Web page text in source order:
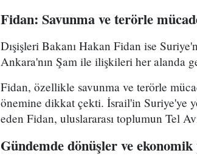
Fidan: Savunma ve terörle
Dışişleri Bakanı Hakan Fidan ise
Ankara'nın Şam ile ilişkileri her alanda
Fidan, özellikle savunma ve terörle
önemine dikkat çekti. İsrail'in Suriye'ye
eden Fidan, uluslararası toplumun Tel
Gündemde dönüşler ve